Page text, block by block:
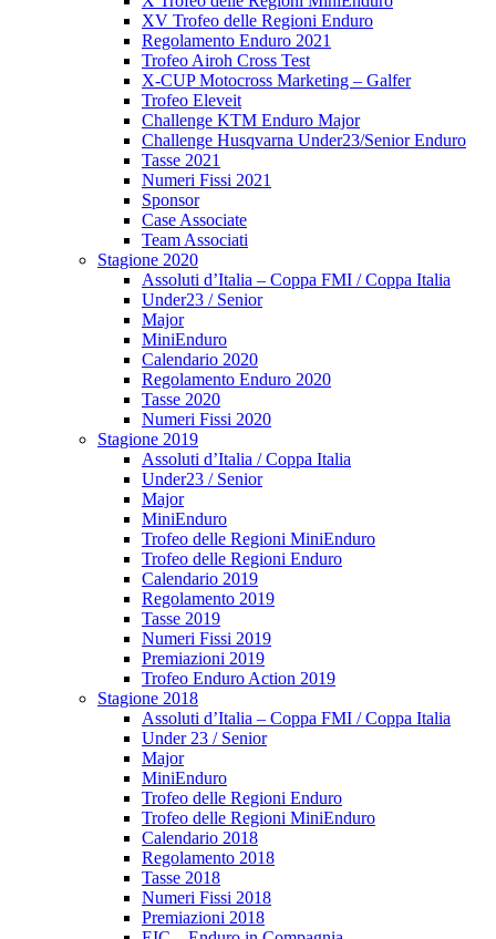
XV Trofeo delle Regioni Enduro
Regolamento Enduro 2021
Trofeo Airoh Cross Test
X-CUP Motocross Marketing – Galfer
Trofeo Eleveit
Challenge KTM Enduro Major
Challenge Husqvarna Under23/Senior Enduro
Tasse 2021
Numeri Fissi 2021
Sponsor
Case Associate
Team Associati
Stagione 2020
Assoluti d’Italia – Coppa FMI / Coppa Italia
Under23 / Senior
Major
MiniEnduro
Calendario 2020
Regolamento Enduro 2020
Tasse 2020
Numeri Fissi 2020
Stagione 2019
Assoluti d’Italia / Coppa Italia
Under23 / Senior
Major
MiniEnduro
Trofeo delle Regioni MiniEnduro
Trofeo delle Regioni Enduro
Calendario 2019
Regolamento 2019
Tasse 2019
Numeri Fissi 2019
Premiazioni 2019
Trofeo Enduro Action 2019
Stagione 2018
Assoluti d’Italia – Coppa FMI / Coppa Italia
Under 23 / Senior
Major
MiniEnduro
Trofeo delle Regioni Enduro
Trofeo delle Regioni MiniEnduro
Calendario 2018
Regolamento 2018
Tasse 2018
Numeri Fissi 2018
Premiazioni 2018